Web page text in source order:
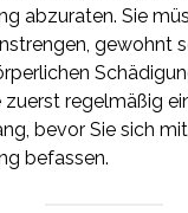
abzuraten. Sie
gewohnt
zuerst regelmäßig
bevor Sie sich mit
befassen.